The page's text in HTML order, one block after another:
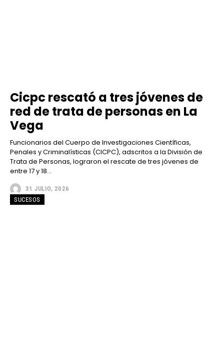
Cicpc rescató a tres jóvenes de
red de trata de personas en La
Vega
Funcionarios del Cuerpo de Investigaciones Científicas,
Penales y Criminalísticas (CICPC), adscritos a la División de
Trata de Personas, lograron el rescate de tres jóvenes de
entre 17 y 18...
31 JULIO, 2026
SUCESOS